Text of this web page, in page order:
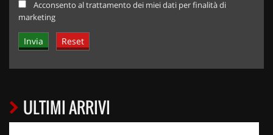
Acconsento al trattamento dei miei dati per finalità di
marketing
ULTIMI ARRIVI